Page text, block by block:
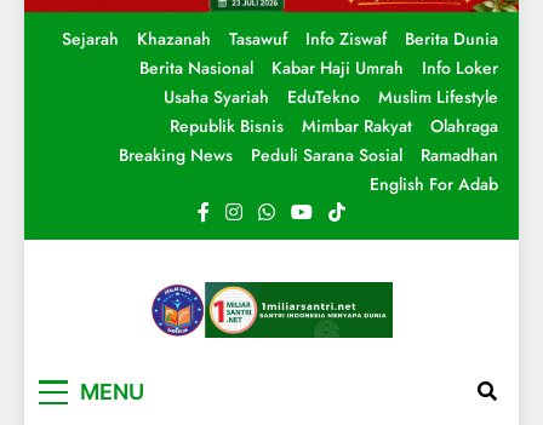
Sejarah Khazanah Tasawuf Info Ziswaf
Berita Dunia
Berita Nasional
Kabar Haji Umrah
Info Loker
Usaha Syariah
EduTekno
Muslim Lifestyle
Republik Bisnis
Mimbar Rakyat
Olahraga
Breaking News
Peduli Sarana Sosial
Ramadhan
English For Adab
MENU